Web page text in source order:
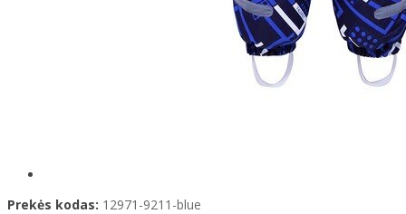
Prekės kodas: 12971-9211-blue